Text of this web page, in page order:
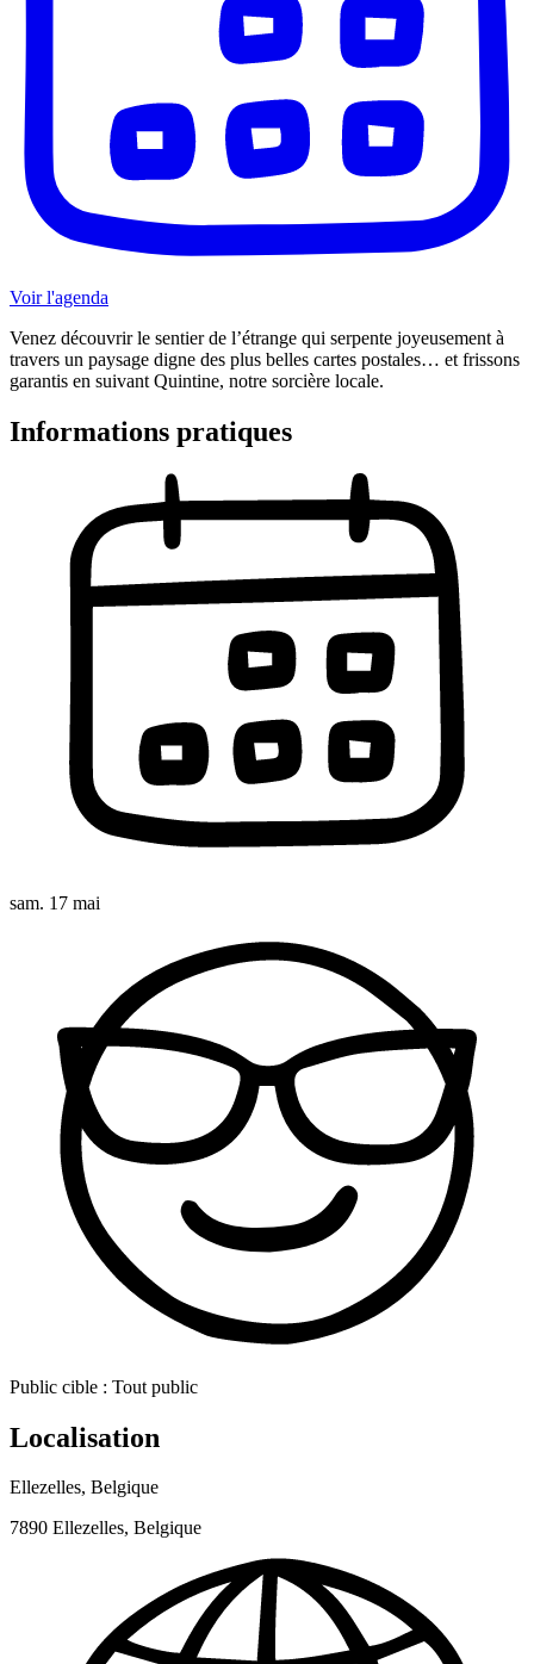
Voir l'agenda
Venez découvrir le sentier de l’étrange qui serpente joyeusement à
travers un paysage digne des plus belles cartes postales… et frissons
garantis en suivant Quintine, notre sorcière locale.
Informations pratiques
sam. 17 mai
Public cible : Tout public
Localisation
Ellezelles, Belgique
7890 Ellezelles, Belgique